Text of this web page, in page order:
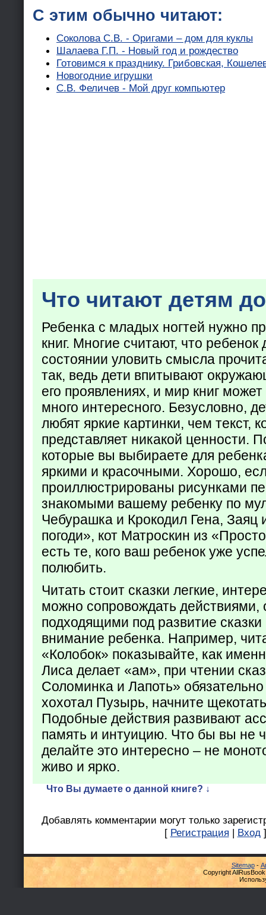
С этим обычно читают:
Соколова С.В. - Оригами – дом для куклы
Шалаева Г.П. - Новый год и рождество
Готовимся к празднику. Грибовская,
Новогодние игрушки
С.В. Феличев - Мой друг компьютер
Что читают детям
Ребенка с младых ногтей нужно
книг. Многие считают, что ребенок
состоянии уловить смысла
так, ведь дети впитывают
его проявлениях, и мир книг
много интересного. Безусловно,
любят яркие картинки, чем текст,
представляет никакой ценности.
которые вы выбираете для
яркими и красочными. Хорошо,
проиллюстрированы рисунками
знакомыми вашему ребенку по
Чебурашка и Крокодил Гена, Заяц
погоди», кот Матроскин из
есть те, кого ваш ребенок уже
полюбить.
Читать стоит сказки легкие,
можно сопровождать действиями,
подходящими под развитие
внимание ребенка. Например,
«Колобок» показывайте, как
Лиса делает «ам», при чтении
Соломинка и Лапоть»
хохотал Пузырь, начните
Подобные действия развивают
память и интуицию. Что бы вы не
делайте это интересно – не
живо и ярко.
Что Вы думаете о данной книге? ↓
Добавлять комментарии могут только
[ Регистрация | Вход ]
Sitemap-
Copyright